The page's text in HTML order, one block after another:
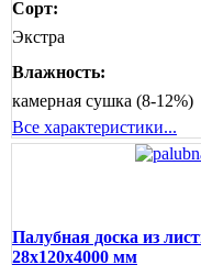
Сорт:
Экстра
Влажность:
камерная сушка (8-12%)
Все характеристики...
Палубная доска из
28x120x4000 мм